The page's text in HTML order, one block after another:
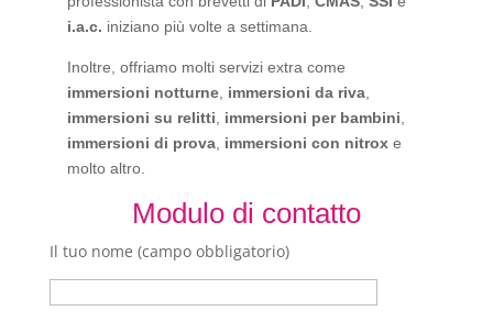
i.a.c. iniziano più volte a settimana.
Inoltre, offriamo molti servizi extra come
immersioni notturne, immersioni da riva,
immersioni su relitti
immersioni per bambini
immersioni di prova, immersioni con nitroxe
molto altro.
Modulo di contatto
Il tuo nome (campo obbligatorio)